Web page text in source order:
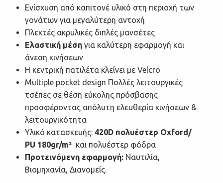
Ενίσχυση από καπιτονέ υλικό στη περιοχή των
γονάτων για μεγαλύτερη αντοχή
Πλεκτές ακρυλικές διπλές μανσέτες
Ελαστική μέση για καλύτερη εφαρμογή και
άνεση κινήσεων
Η κεντρική πατιλέτα κλείνει με Velcro
Multiple pocket design Πολλές λειτουργικές
τσέπες σε θέση εύκολης πρόσβασης
προσφέροντας απόλυτη ελευθερία κινήσεων &
λειτουργικότητα
Υλικό κατασκευής: 420D πολυέστερ Oxford/
PU 180gr/m² και πολυέστερ φόδρα
Προτεινόμενη εφαρμογή: Ναυτιλία,
Βιομηχανία, Διανομείς.